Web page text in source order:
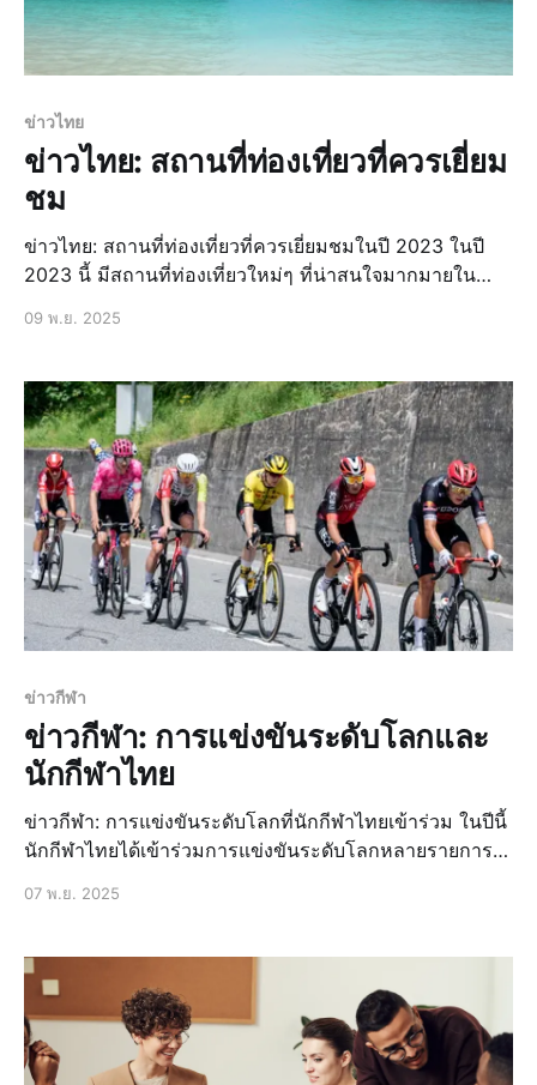
ข่าวไทย
ข่าวไทย: สถานที่ท่องเที่ยวที่ควรเยี่ยม
ชม
ข่าวไทย: สถานที่ท่องเที่ยวที่ควรเยี่ยมชมในปี 2023 ในปี
2023 นี้ มีสถานที่ท่องเที่ยวใหม่ๆ ที่น่าสนใจมากมายใน
เที่ยวที
09 พ.ย. 2025
ข่าวกีฬา
ข่าวกีฬา: การแข่งขันระดับโลกและ
นักกีฬาไทย
ข่าวกีฬา: การแข่งขันระดับโลกที่นักกีฬาไทยเข้าร่วม ในปีนี้
นักกีฬาไทยได้เข้าร่วมการแข่งขันระดับโลกหลายรายการ
เสียงให้กับประเทศ การแข่งขันกีฬาโอลิมปิก การแข่งขัน
07 พ.ย. 2025